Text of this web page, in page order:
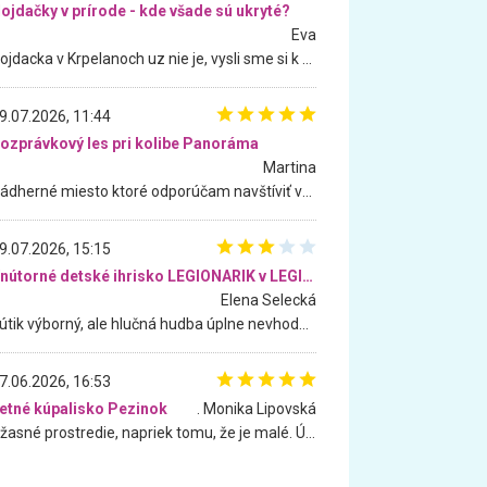
v prírode - kde všade sú ukryté?
Eva
11:44
les pri kolibe Panoráma
Martina
15:15
Vnútorné detské ihrisko LEGIONARIK v LEGIA Fitness
Elena Selecká
16:53
kúpalisko Pezinok
. Monika Lipovská